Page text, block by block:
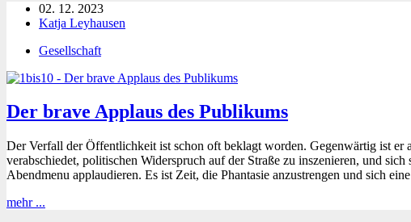
Tugendpächter
(2023)»
02. 12. 2023
Katja Leyhausen
Gesellschaft
Der brave Applaus des Publikums
Der Verfall der Öffentlichkeit ist schon oft beklagt worden. Gegenwärtig ist er
verabschiedet, politischen Widerspruch auf der Straße zu inszenieren, und
Abendmenu applaudieren. Es ist Zeit, die Phantasie anzustrengen und sich
mehr ...